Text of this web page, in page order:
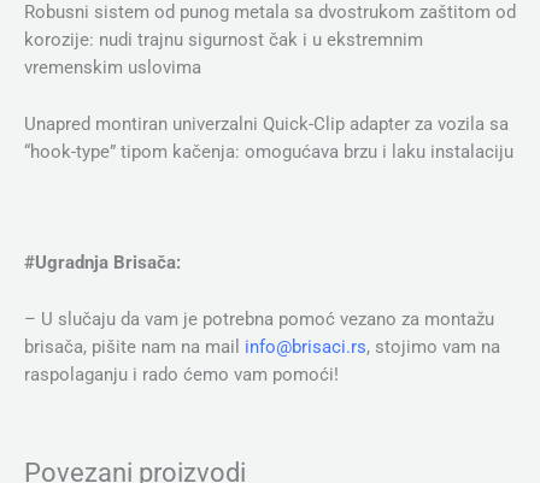
Robusni sistem od punog metala sa dvostrukom zaštitom od
korozije: nudi trajnu sigurnost čak i u ekstremnim
vremenskim uslovima
Unapred montiran univerzalni Quick-Clip adapter za vozila sa
“hook-type” tipom kačenja: omogućava brzu i laku instalaciju
#Ugradnja Brisača:
– U slučaju da vam je potrebna pomoć vezano za montažu
brisača, pišite nam na mail info@brisaci.rs, stojimo vam na
raspolaganju i rado ćemo vam pomoći!
Povezani proizvodi